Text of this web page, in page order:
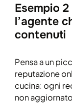
Esempio
l’agente
contenuti
Pensa a un
reputazione
cucina: ogni
non